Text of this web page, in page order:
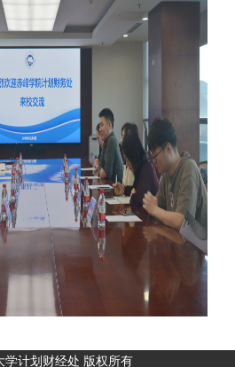
学计划财经处 版权所有